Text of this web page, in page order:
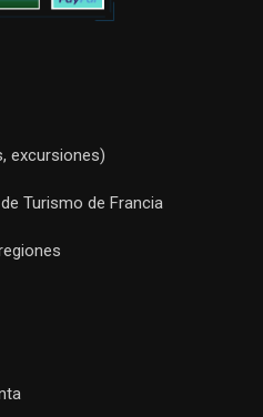
excursiones)
Turismo de Francia